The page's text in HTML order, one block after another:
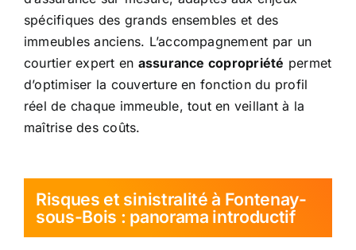
spécifiques des grands ensembles et des
immeubles anciens. L’accompagnement par un
courtier expert en assurance copropriété permet
d’optimiser la couverture en fonction du profil
réel de chaque immeuble, tout en veillant à la
maîtrise des coûts.
Risques et sinistralité à Fontenay-
sous-Bois : panorama introductif